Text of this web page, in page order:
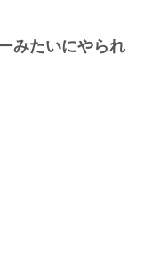
みたいにやられ